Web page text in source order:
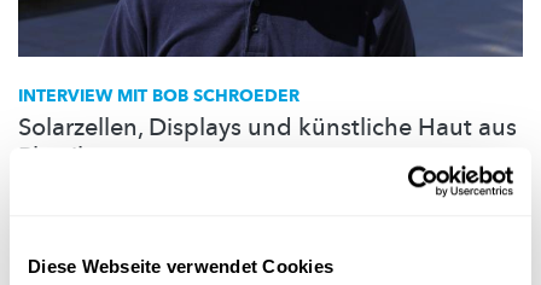
Diese Webseite verwendet Cookies
INTERVIEW MIT BOB SCHROEDER
Solarzellen, Displays und künstliche Haut aus
Plastik